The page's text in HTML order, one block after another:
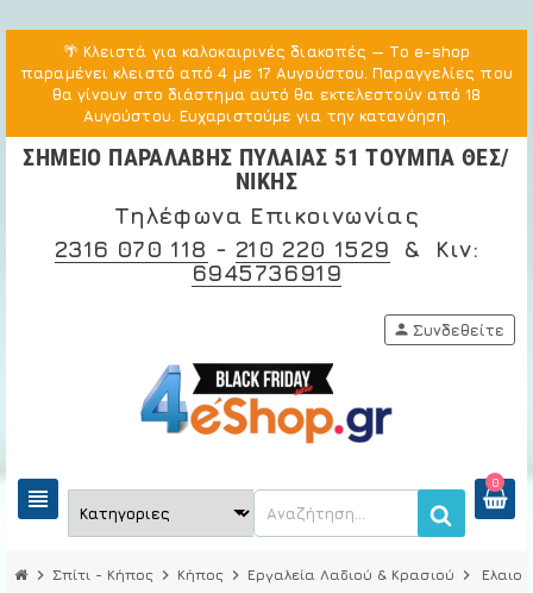
🌴 Κλειστά για καλοκαιρινές διακοπές — Το e-shop
παραμένει κλειστό από 4 με 17 Αυγούστου. Παραγγελίες που
θα γίνουν στο διάστημα αυτό θα εκτελεστούν από 18
Αυγούστου. Ευχαριστούμε για την κατανόηση.
ΣΗΜΕΙΟ ΠΑΡΑΛΑΒΗΣ ΠΥΛΑΙΑΣ 51 ΤΟΥΜΠΑ ΘΕΣ/
ΝΙΚΗΣ
Τηλέφωνα Επικοινωνίας
2316 070 118 - 210 220 1529 & Κιν:
6945736919
view_headline
0
person Συνδεθείτε
chevron_right Σπίτι - Κήπος chevron_right Κήπος chevron_right Εργαλεία Λαδιού & Κρασιού chevron_right